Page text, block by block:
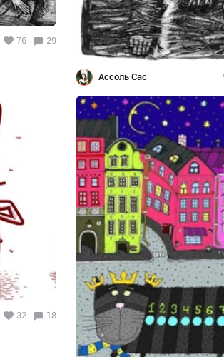
76 29
Ассоль Сас
32 18